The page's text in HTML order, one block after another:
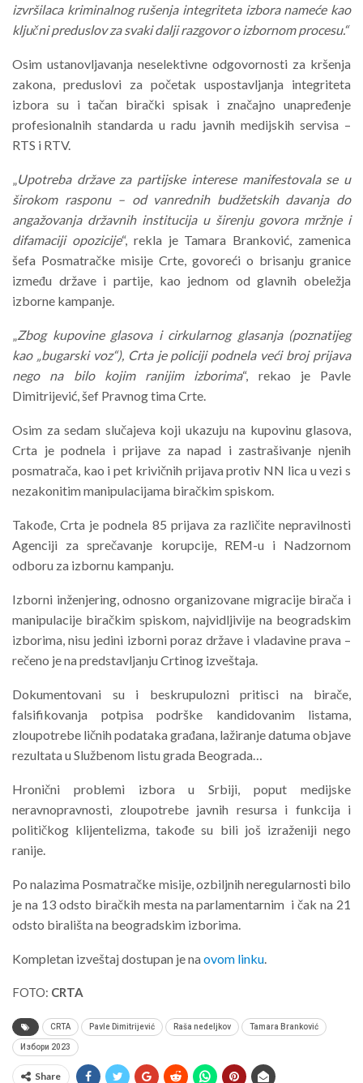
izvršilaca kriminalnog rušenja integriteta izbora nameće kao
ključni preduslov za svaki dalji razgovor o izbornom procesu.“
Osim ustanovljavanja neselektivne odgovornosti za kršenja
zakona, preduslovi za početak uspostavljanja integriteta
izbora su i tačan birački spisak i značajno unapređenje
profesionalnih standarda u radu javnih medijskih servisa –
RTS i RTV.
Upotreba države za partijske interese manifestovala se u
širokom rasponu – od vanrednih budžetskih davanja do
angažovanja državnih institucija u širenju govora mržnje i
difamaciji opozicije“, rekla je Tamara Branković, zamenica
šefa Posmatračke misije Crte, govoreći o brisanju granice
između države i partije, kao jednom od glavnih obeležja
izborne kampanje.
Zbog kupovine glasova i cirkularnog glasanja (poznatijeg
kao „bugarski voz“), Crta je policiji podnela veći broj prijava
nego na bilo kojim ranijim izborima“, rekao je Pavle
Dimitrijević, šef Pravnog tima Crte.
Osim za sedam slučajeva koji ukazuju na kupovinu glasova,
Crta je podnela i prijave za napad i zastrašivanje njenih
posmatrača, kao i pet krivičnih prijava protiv NN lica u vezi s
nezakonitim manipulacijama biračkim spiskom.
Takođe, Crta je podnela 85 prijava za različite nepravilnosti
Agenciji za sprečavanje korupcije, REM-u i Nadzornom
odboru za izbornu kampanju.
Izborni inženjering, odnosno organizovane migracije birača i
manipulacije biračkim spiskom, najvidljivije na beogradskim
izborima, nisu jedini izborni poraz države i vladavine prava –
rečeno je na predstavljanju Crtinog izveštaja.
Dokumentovani su i beskrupulozni pritisci na birače,
falsifikovanja potpisa podrške kandidovanim listama,
zloupotrebe ličnih podataka građana, lažiranje datuma objave
rezultata u Službenom listu grada Beograda…
Hronični problemi izbora u Srbiji, poput medijske
neravnopravnosti, zloupotrebe javnih resursa i funkcija i
političkog klijentelizma, takođe su bili još izraženiji nego
ranije.
Po nalazima Posmatračke misije, ozbiljnih neregularnosti bilo
je na 13 odsto biračkih mesta na parlamentarnim i čak na 21
odsto birališta na beogradskim izborima.
Kompletan izveštaj dostupan je naovom linku
FOTO: CRTA
CRTA Pavle Dimitrijević Raša nedeljkov Tamara Branković
Избори 2023
Share